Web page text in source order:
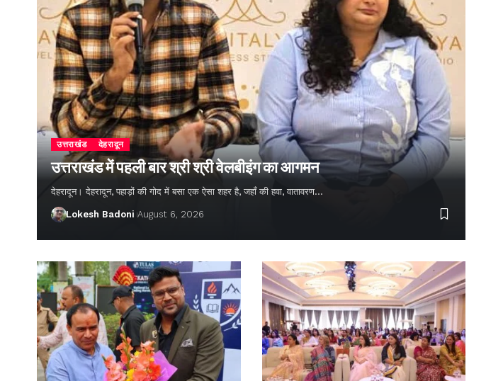
उत्तराखंड देहरादून
उत्तराखंड में पहली बार श्री श्री वेलबीइंग का आगमन
देहरादून। देहरादून, पहाड़ों की गोद में बसा एक ऐसा शहर है, जहाँ की हवा, वातावरण…
Lokesh Badoni August 6, 2026